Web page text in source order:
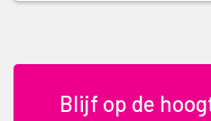
Blijf op de